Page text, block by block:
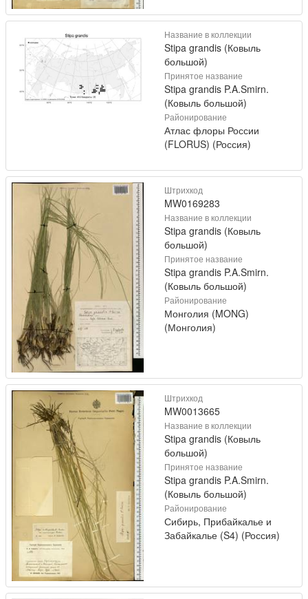
Название в коллекции
Stipa grandis (Ковыль
большой)
Принятое название
Stipa grandis P.A.Smirn.
(Ковыль большой)
Районирование
Атлас флоры России
(FLORUS) (Россия)
Штрихкод
MW0169283
Название в коллекции
Stipa grandis (Ковыль
большой)
Принятое название
Stipa grandis P.A.Smirn.
(Ковыль большой)
Районирование
Монголия (MONG)
(Монголия)
Штрихкод
MW0013665
Название в коллекции
Stipa grandis (Ковыль
большой)
Принятое название
Stipa grandis P.A.Smirn.
(Ковыль большой)
Районирование
Сибирь, Прибайкалье и
Забайкалье (S4) (Россия)